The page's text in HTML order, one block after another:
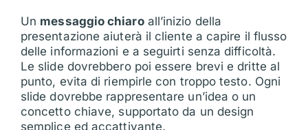
Un messaggio chiaroall’inizio della
presentazione aiuterà il cliente a capire il flusso
delle informazioni e a seguirti senza difficoltà.
Le slide dovrebbero poi essere brevi e dritte al
punto, evita di riempirle con troppo testo. Ogni
slide dovrebbe rappresentare un’idea o un
concetto chiave, supportato da un design
semplice ed accattivante.